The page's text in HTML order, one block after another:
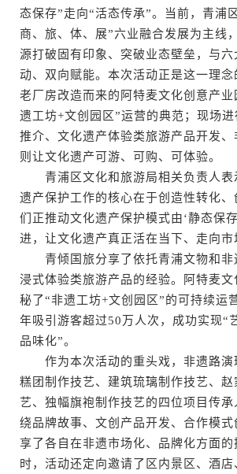
态保存”走向“活态传承”。当前，青浦
商、旅、体、展”六业融合发展为主线
源打破固有印象、突破业态壁垒，与六
动、双向赋能。本次活动正是这一理念
老厂房改造而来的阿特麦文化创意产业
遗工坊+文创园区”运营的典范；现场
推介、文化遗产体验类旅游产品开发、
则让文化遗产可游、可购、可体验。
青浦区文化和旅游局相关负责人表
遗产保护工作的核心在于创造性转化
们正推动文化遗产保护模式由‘静态保
进，让文化遗产真正活在当下、走向市
青倾国旅分享了依托青浦文物和非
浸式体验类旅游产品的经验。阿特麦
秘了“非遗工坊+文创园区”的可持续
年吸引游客超过50万人次，成功实现“
品味化”。
作为本次活动的重头戏，非遗路演
糕团制作技艺、建筑琉璃制作技艺、赵
艺、独幅旗袍制作技艺的四位项目传承
绕品牌故事、文创产品开发、合作模
享了各自在非遗市场化、品牌化方面的
时，活动还定向邀请了区内景区、酒店